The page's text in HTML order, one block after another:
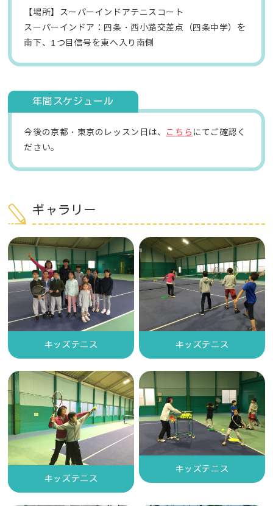
【場所】スーパーインドアテニスコート
スーパーインドア：四条・西小路交差点（四条中学）を
南下、1つ目信号を東へ入り南側
年間スケジュール
今後の京都・東京のレッスン日は、 こちら にてご確認く
ださい。
ギャラリー
キッズテニス キッズテニス
キッズテニス
キッズテニス